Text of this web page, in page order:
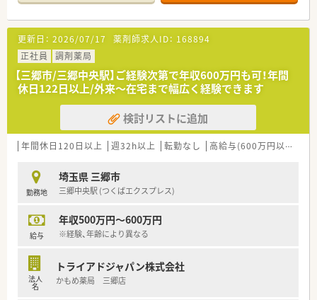
更新日： 2026/07/17 薬剤師求人ID： 168894
正社員
調剤薬局
【三郷市/三郷中央駅】ご経験次第で年収600万円も可！年間
休日122日以上/外来～在宅まで幅広く経験できます
検討リストに追加
年間休日120日以上 週32h以上 転勤なし 高給与(600万円以上)
勤務地
埼玉県 三郷市
三郷中央駅 (つくばエクスプレス)
給与
年収500万円～600万円
※経験、年齢により異なる
法人
名
トライアドジャパン株式会社
かもめ薬局 三郷店